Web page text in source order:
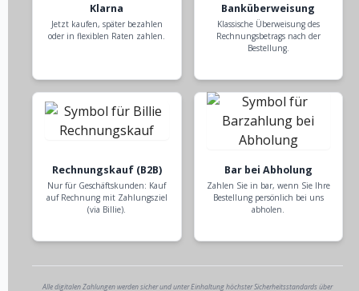
Klarna
Jetzt kaufen, später bezahlen
oder in flexiblen Raten zahlen.
Banküberweisung
Klassische Überweisung des
Rechnungsbetrags nach der
Bestellung.
Rechnungskauf (B2B)
Nur für Geschäftskunden: Kauf
auf Rechnung mit Zahlungsziel
(via Billie).
Bar bei Abholung
Zahlen Sie in bar, wenn Sie Ihre
Bestellung persönlich bei uns
abholen.
Alle digitalen Zahlungen werden sicher und unter Einhaltung höchster Sicherheitsstandards über